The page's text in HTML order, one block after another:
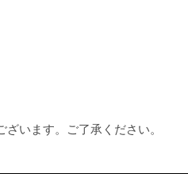
います。ご了承ください。